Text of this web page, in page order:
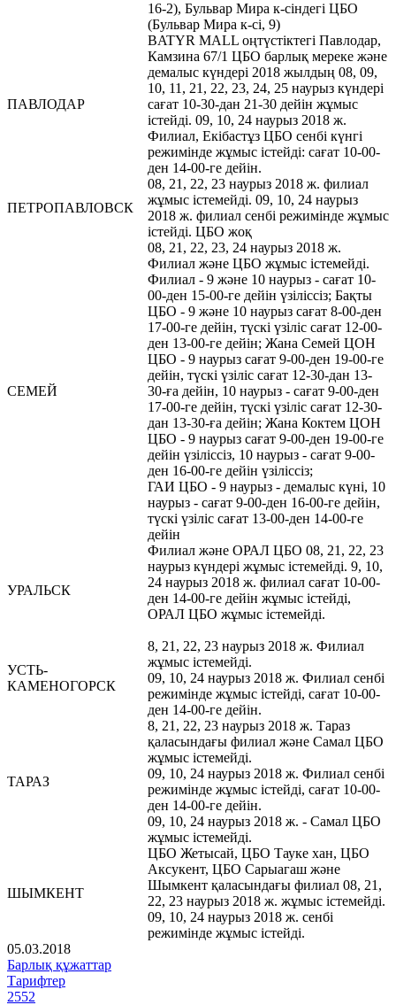
16-2), Бульвар Мира к-сіндегі ЦБО
(Бульвар Мира к-сі, 9)
ПАВЛОДАР
BATYR MALL оңтүстіктегі Павлодар,
Камзина 67/1 ЦБО барлық мереке және
демалыс күндері 2018 жылдың 08, 09,
10, 11, 21, 22, 23, 24, 25 наурыз күндері
сағат 10-30-дан 21-30 дейін жұмыс
істейді. 09, 10, 24 наурыз 2018 ж.
Филиал, Екібастұз ЦБО сенбі күнгі
режимінде жұмыс істейді: сағат 10-00-
ден 14-00-ге дейін.
ПЕТРОПАВЛОВСК
08, 21, 22, 23 наурыз 2018 ж. филиал
жұмыс істемейді. 09, 10, 24 наурыз
2018 ж. филиал сенбі режимінде жұмыс
істейді. ЦБО жоқ
СЕМЕЙ
08, 21, 22, 23, 24 наурыз 2018 ж.
Филиал және ЦБО жұмыс істемейді.
Филиал - 9 және 10 наурыз - сағат 10-
00-ден 15-00-ге дейін үзіліссіз; Бақты
ЦБО - 9 және 10 наурыз сағат 8-00-ден
17-00-ге дейін, түскі үзіліс сағат 12-00-
ден 13-00-ге дейін; Жана Семей ЦОН
ЦБО - 9 наурыз сағат 9-00-ден 19-00-ге
дейін, түскі үзіліс сағат 12-30-дан 13-
30-ға дейін, 10 наурыз - сағат 9-00-ден
17-00-ге дейін, түскі үзіліс сағат 12-30-
дан 13-30-ға дейін; Жана Коктем ЦОН
ЦБО - 9 наурыз сағат 9-00-ден 19-00-ге
дейін үзіліссіз, 10 наурыз - сағат 9-00-
ден 16-00-ге дейін үзіліссіз;
ГАИ ЦБО - 9 наурыз - демалыс күні, 10
наурыз - сағат 9-00-ден 16-00-ге дейін,
түскі үзіліс сағат 13-00-ден 14-00-ге
дейін
УРАЛЬСК
Филиал және ОРАЛ ЦБО 08, 21, 22, 23
наурыз күндері жұмыс істемейді. 9, 10,
24 наурыз 2018 ж. филиал сағат 10-00-
ден 14-00-ге дейін жұмыс істейді,
ОРАЛ ЦБО жұмыс істемейді.
УСТЬ-
КАМЕНОГОРСК
8, 21, 22, 23 наурыз 2018 ж. Филиал
жұмыс істемейді.
09, 10, 24 наурыз 2018 ж. Филиал сенбі
режимінде жұмыс істейді, сағат 10-00-
ден 14-00-ге дейін.
ТАРАЗ
8, 21, 22, 23 наурыз 2018 ж. Тараз
қаласындағы филиал және Самал ЦБО
жұмыс істемейді.
09, 10, 24 наурыз 2018 ж. Филиал сенбі
режимінде жұмыс істейді, сағат 10-00-
ден 14-00-ге дейін.
09, 10, 24 наурыз 2018 ж. - Самал ЦБО
жұмыс істемейді.
ШЫМКЕНТ
ЦБО Жетысай, ЦБО Тауке хан, ЦБО
Аксукент, ЦБО Сарыагаш және
Шымкент қаласындағы филиал 08, 21,
22, 23 наурыз 2018 ж. жұмыс істемейді.
09, 10, 24 наурыз 2018 ж. сенбі
режимінде жұмыс істейді.
05.03.2018
Барлық құжаттар
Тарифтер
2552